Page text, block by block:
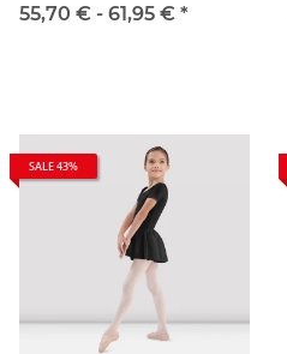
55,70 € - 61,95 € *
SALE 43%